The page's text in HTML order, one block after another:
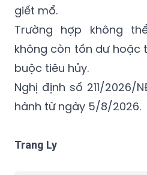
giết mổ.
Trường hợp không
không còn tồn dư hoặc
buộc tiêu hủy.
Nghị định số 211/2026/
hành từ ngày 5/8/2026.
Trang Ly